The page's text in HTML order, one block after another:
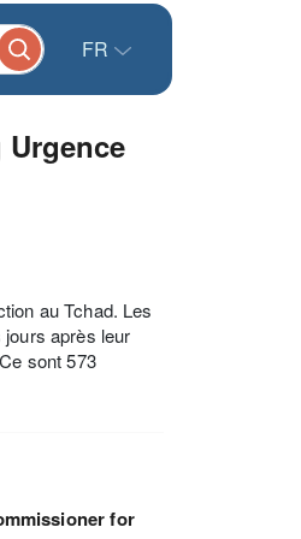
FR
au Tchad. Les
après leur
sont 573
for